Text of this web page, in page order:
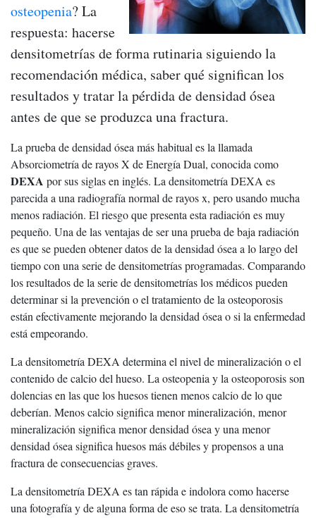
osteopenia? La
respuesta: hacerse
densitometrías de forma rutinaria siguiendo la
recomendación médica, saber qué significan los
resultados y tratar la pérdida de densidad ósea
antes de que se produzca una fractura.
La prueba de densidad ósea más habitual es la llamada
Absorciometría de rayos X de Energía Dual, conocida como
DEXA por sus siglas en inglés. La densitometría DEXA es
parecida a una radiografía normal de rayos x, pero usando mucha
menos radiación. El riesgo que presenta esta radiación es muy
pequeño. Una de las ventajas de ser una prueba de baja radiación
es que se pueden obtener datos de la densidad ósea a lo largo del
tiempo con una serie de densitometrías programadas. Comparando
los resultados de la serie de densitometrías los médicos pueden
determinar si la prevención o el tratamiento de la osteoporosis
están efectivamente mejorando la densidad ósea o si la enfermedad
está empeorando.
La densitometría DEXA determina el nivel de mineralización o el
contenido de calcio del hueso. La osteopenia y la osteoporosis son
dolencias en las que los huesos tienen menos calcio de lo que
deberían. Menos calcio significa menor mineralización, menor
mineralización significa menor densidad ósea y una menor
densidad ósea significa huesos más débiles y propensos a una
fractura de consecuencias graves.
La densitometría DEXA es tan rápida e indolora como hacerse
una fotografía y de alguna forma de eso se trata. La densitometría